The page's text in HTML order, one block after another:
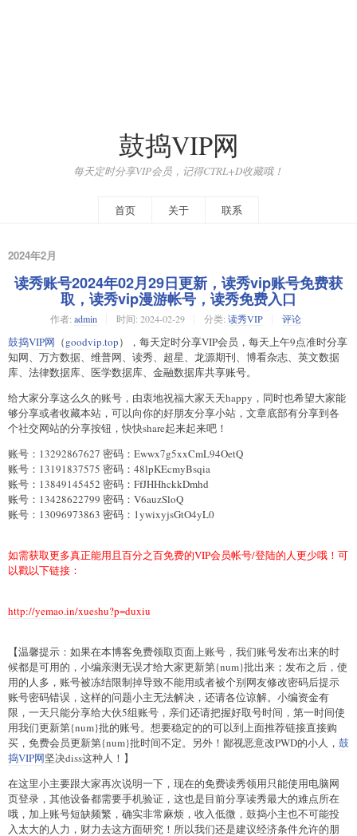
鼓捣VIP网
每天定时分享VIP会员，记得CTRL+D收藏哦！
首页 关于 联系
2024年2月
读秀账号2024年02月29日更新，读秀vip账号免费获
取，读秀vip漫游帐号，读秀免费入口
作者: admin 时间: 2024-02-29 分类: 读秀VIP 评论
鼓捣VIP网 （goodvip.top），每天定时分享VIP会员，每天上午9点准时分享
知网、万方数据、维普网、读秀、超星、龙源期刊、博看杂志、英文数据
库、法律数据库、医学数据库、金融数据库共享账号。
给大家分享这么久的账号，由衷地祝福大家天天happy，同时也希望大家能
够分享或者收藏本站，可以向你的好朋友分享小站，文章底部有分享到各
个社交网站的分享按钮，快快share起来起来吧！
账号：13292867627 密码：Ewwx7g5xxCmL94OetQ
账号：13191837575 密码：48lpKEcmyBsqia
账号：13849145452 密码：FfJHHhckkDmhd
账号：13428622799 密码：V6auzSloQ
账号：13096973863 密码：1ywixyjsGtO4yL0
如需获取更多真正能用且百分之百免费的VIP会员帐号/登陆的人更少哦！可
以戳以下链接：
http://yemao.in/xueshu?p=duxiu
【温馨提示：如果在本博客免费领取页面上账号，我们账号发布出来的时
候都是可用的，小编亲测无误才给大家更新第{num}批出来；发布之后，使
用的人多，账号被冻结限制掉导致不能用或者被个别网友修改密码后提示
账号密码错误，这样的问题小主无法解决，还请各位谅解。小编资金有
限，一天只能分享给大伙5组账号，亲们还请把握好取号时间，第一时间使
用我们更新第{num}批的账号。想要稳定的的可以到上面推荐链接直接购
买，免费会员更新第{num}批时间不定。另外！鄙视恶意改PWD的小人， 鼓
捣VIP网坚决diss这种人！】
在这里小主要跟大家再次说明一下，现在的免费读秀领用只能使用电脑网
页登录，其他设备都需要手机验证，这也是目前分享读秀最大的难点所在
哦，加上账号短缺频繁，确实非常麻烦，收入低微，鼓捣小主也不可能投
入太大的人力，财力去这方面研究！所以我们还是建议经济条件允许的朋